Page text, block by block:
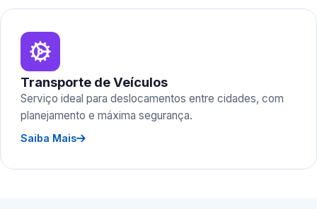
Transporte de Veículos
Serviço ideal para deslocamentos entre cidades, com
planejamento e máxima segurança.
Saiba Mais